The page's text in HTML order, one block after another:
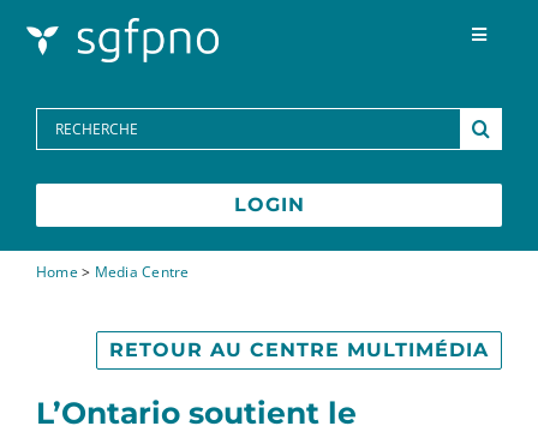
Toggle
FAQs
Contactez-nous
Search
for:
LOGIN
Home> Media Centre
L’Ontario soutient le
RETOUR AU CENTRE MULTIMÉDIA